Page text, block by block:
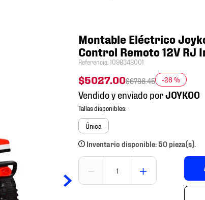
Montable Eléctrico
Control Remoto 12V RJ
Referencia:1098348001
$5027.00$6786.45 -26 %
Vendido y enviado por
Única
Inventario disponible: 50 pieza(s).
＋
－